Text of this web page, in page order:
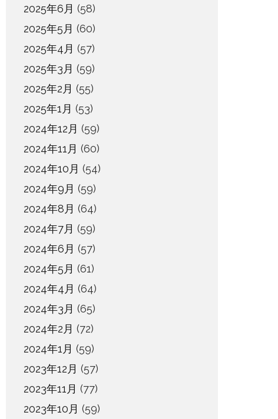
2025年6月 (58)
2025年5月 (60)
2025年4月 (57)
2025年3月 (59)
2025年2月 (55)
2025年1月 (53)
2024年12月 (59)
2024年11月 (60)
2024年10月 (54)
2024年9月 (59)
2024年8月 (64)
2024年7月 (59)
2024年6月 (57)
2024年5月 (61)
2024年4月 (64)
2024年3月 (65)
2024年2月 (72)
2024年1月 (59)
2023年12月 (57)
2023年11月 (77)
2023年10月 (59)